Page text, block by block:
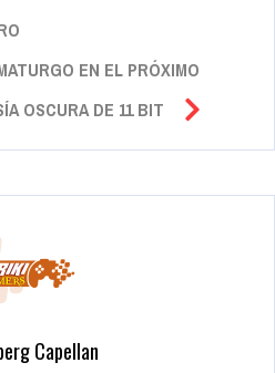
EN EL PRÓXIMO
OSCURA DE 11 BIT
Capellan